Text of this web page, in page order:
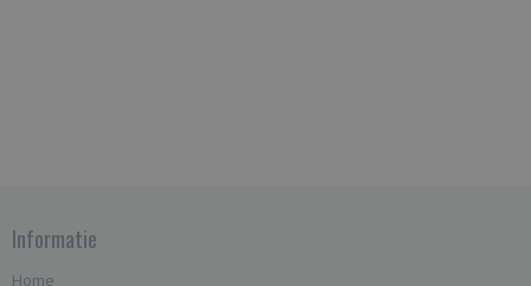
Informatie
Home